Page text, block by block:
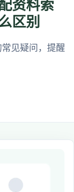
资料索
区别
见疑问，提醒